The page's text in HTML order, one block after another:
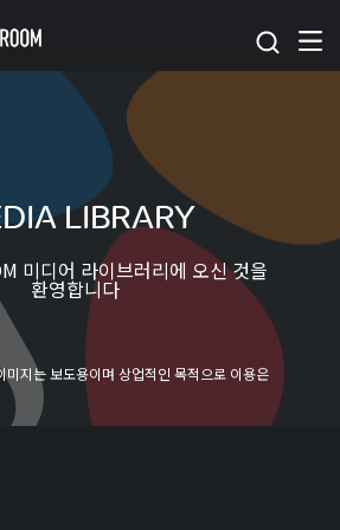
본문 바로가기
LIBRARY
미디어 라이브러리에 오신 것을
환영합니다
지는 보도용이며 상업적인 목적으로 이용은